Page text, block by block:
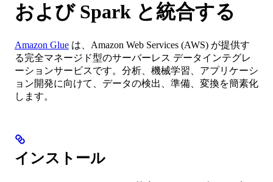
および Spark と統合する
Amazon Glue は、Amazon Web Services (AWS) が提供す
る完全マネージド型のサーバーレス データインテグレ
ーションサービスです。分析、機械学習、アプリケーシ
ョン開発に向けて、データの検出、準備、変換を簡素化
します。
インストール